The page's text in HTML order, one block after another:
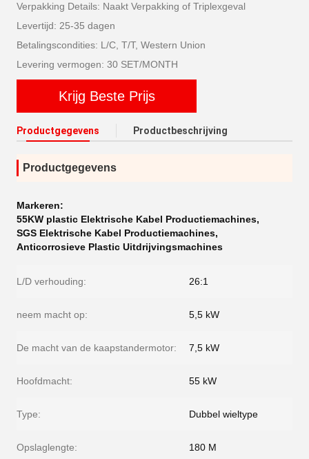
Verpakking Details: Naakt Verpakking of Triplexgeval
Levertijd: 25-35 dagen
Betalingscondities: L/C, T/T, Western Union
Levering vermogen: 30 SET/MONTH
Krijg Beste Prijs
Productgegevens Productbeschrijving
Productgegevens
Markeren:
55KW plastic Elektrische Kabel Productiemachines,
SGS Elektrische Kabel Productiemachines,
Anticorrosieve Plastic Uitdrijvingsmachines
L/D verhouding: 26:1
neem macht op: 5,5 kW
De macht van de kaapstandermotor: 7,5 kW
Hoofdmacht: 55 kW
Type: Dubbel wieltype
Opslaglengte: 180 M